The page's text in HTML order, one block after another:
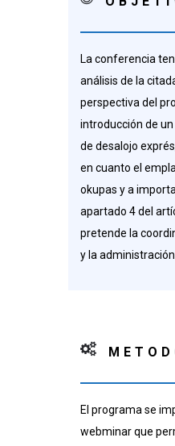
La conferencia
análisis de la
perspectiva del
introducción de
de desalojo
en cuanto el
okupas y a
apartado 4 del
pretende la
y la administración
El programa se
webminar que